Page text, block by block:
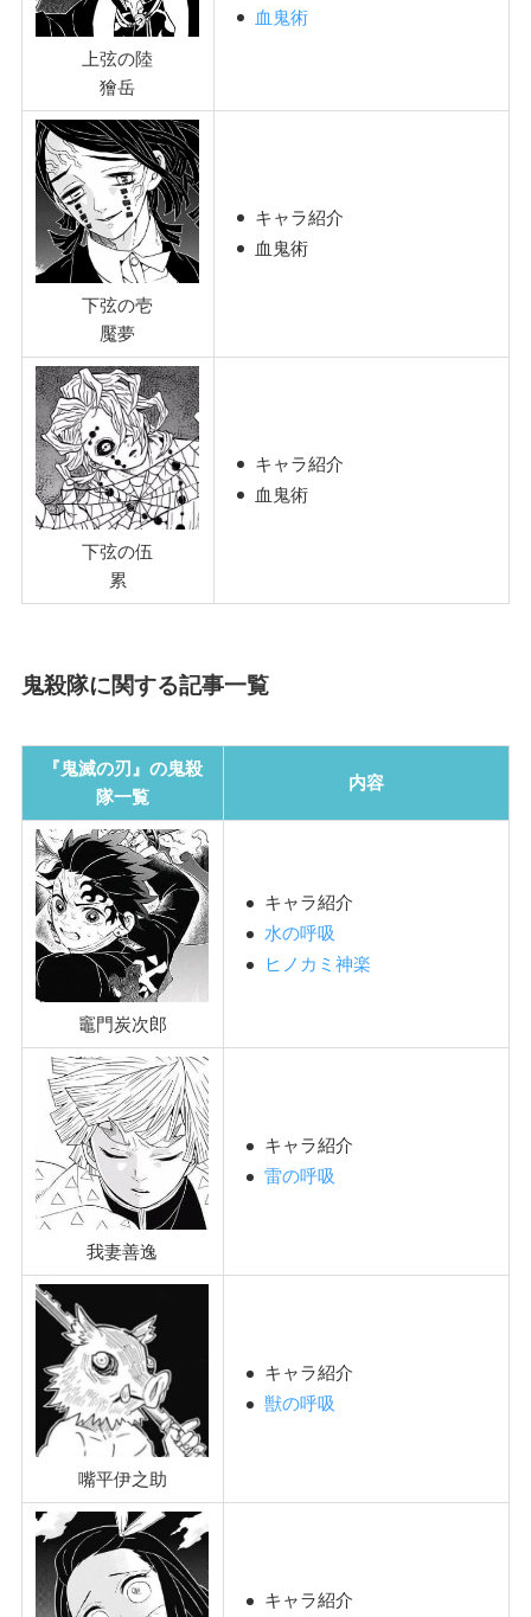
上弦の陸
獪岳
血鬼術
下弦の壱
魘夢
キャラ紹介
血鬼術
下弦の伍
累
キャラ紹介
血鬼術
鬼殺隊に関する記事一覧
『鬼滅の刃』の鬼殺
隊一覧
内容
竈門炭次郎
キャラ紹介
水の呼吸
ヒノカミ神楽
我妻善逸
キャラ紹介
雷の呼吸
嘴平伊之助
キャラ紹介
獣の呼吸
キャラ紹介